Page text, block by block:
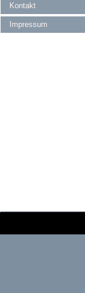
Kontakt
Impressum